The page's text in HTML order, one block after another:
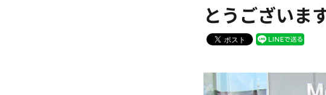
とうございま